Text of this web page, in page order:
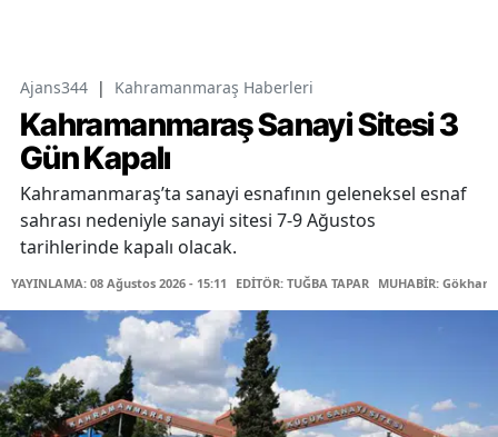
Ajans344 | Kahramanmaraş Haberleri
Kahramanmaraş Sanayi Sitesi 3
Gün Kapalı
Kahramanmaraş’ta sanayi esnafının geleneksel esnaf
sahrası nedeniyle sanayi sitesi 7-9 Ağustos
tarihlerinde kapalı olacak.
YAYINLAMA: 08 Ağustos 2026 - 15:11 EDİTÖR: TUĞBA TAPAR MUHABİR: Gökhan